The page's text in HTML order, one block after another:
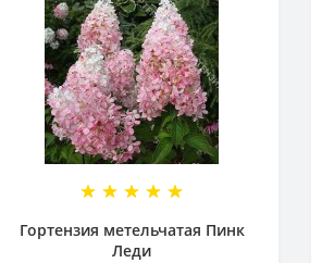
Гортензия метельчатая Пинк
Леди